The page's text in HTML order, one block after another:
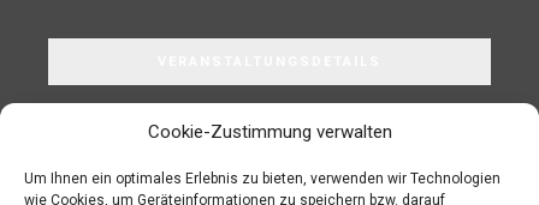
Cookie-Zustimmung verwalten
Um Ihnen ein optimales Erlebnis zu bieten, verwenden wir Technologien
wie Cookies, um Geräteinformationen zu speichern bzw. darauf